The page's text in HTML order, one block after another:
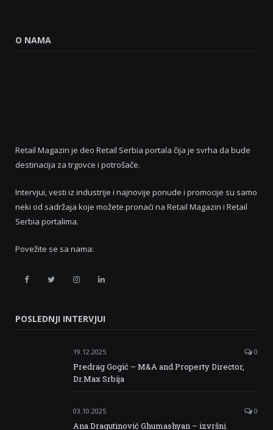
O NAMA
Retail Magazin je deo Retail Serbia portala čija je svrha da bude
destinacija za trgovce i potrošače.
Intervjui, vesti iz industrije i najnovije ponude i promocije su samo
neki od sadržaja koje možete pronaći na Retail Magazin i Retail
Serbia portalima.
Povežite se sa nama:
Retail
Facebook
Retail
Twitter
Retail
Instagram
Retail
Linkedin
POSLEDNJI INTERVJUI
19.12.2025 0
Predrag Gogić – M&A and Property Director,
Dr.Max Srbija
03.10.2025 0
Ana Dragutinović Ghumashyan – izvršni